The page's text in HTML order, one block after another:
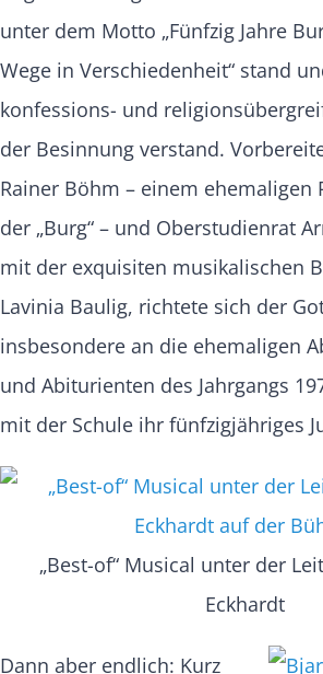
unter dem Motto „Fünfzig Jahre
Wege in Verschiedenheit“ stand
konfessions- und
der Besinnung verstand.
Rainer Böhm – einem ehemaligen
der „Burg“ – und Oberstudienrat
mit der exquisiten musikalischen
Lavinia Baulig, richtete sich der
insbesondere an die ehemaligen
und Abiturienten des Jahrgangs
mit der Schule ihr fünfzigjähriges
„Best-of“ Musical unter der
Eckhardt
Dann aber endlich: Kurz